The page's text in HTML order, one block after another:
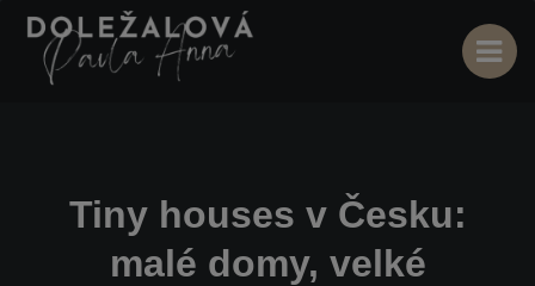
Tiny houses v Česku:
malé domy, velké